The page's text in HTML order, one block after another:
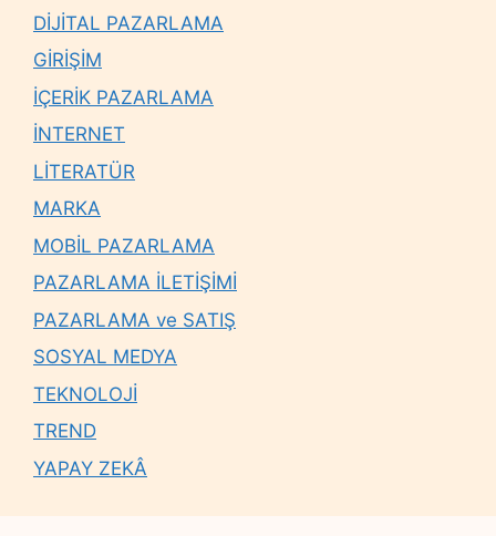
DİJİTAL PAZARLAMA
GİRİŞİM
İÇERİK PAZARLAMA
İNTERNET
LİTERATÜR
MARKA
MOBİL PAZARLAMA
PAZARLAMA İLETİŞİMİ
PAZARLAMA ve SATIŞ
SOSYAL MEDYA
TEKNOLOJİ
TREND
YAPAY ZEKÂ